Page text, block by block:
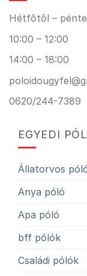
Hétfőtől –
10:00 – 12:00
14:00 – 18:00
0620/244-7389
EGYEDI
Állatorvos
Anya póló
Apa póló
bff pólók
Családi pólók